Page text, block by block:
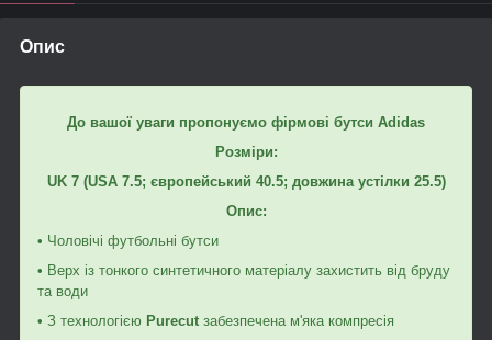
Опис
До вашої уваги пропонуємо фірмові бутси Adidas
Розміри:
UK 7 (USA7.5; європейський 40.5; довжина устілки 25.5)
Опис:
• Чоловічі футбольні бутси
• Верх із тонкого синтетичного матеріалу захистить від бруду
та води
• З технологією Purecut забезпечена м'яка компресія